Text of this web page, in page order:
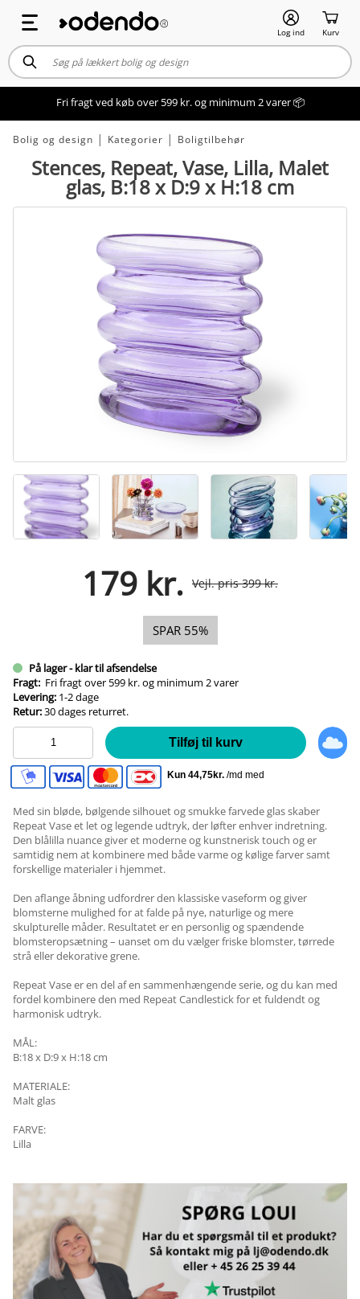
Log ind Kurv
Fri fragt ved køb over 599 kr. og minimum 2 varer 📦
Bolig og design Kategorier Boligtilbehør
Stences, Repeat, Vase, Lilla, Malet
glas, B:18 x D:9 x H:18 cm
179 kr. Vejl. pris 399 kr.
SPAR 55%
På lager - klar til afsendelse
Fragt: Fri fragt over 599 kr. og minimum 2 varer
Levering: 1-2 dage
Retur:30 dages returret.
Tilføj til kurv
Med sin bløde, bølgende silhouet og smukke farvede glas skaber
Repeat Vase et let og legende udtryk, der løfter enhver indretning.
Den blålilla nuance giver et moderne og kunstnerisk touch og er
samtidig nem at kombinere med både varme og kølige farver samt
forskellige materialer i hjemmet.
Den aflange åbning udfordrer den klassiske vaseform og giver
blomsterne mulighed for at falde på nye, naturlige og mere
skulpturelle måder. Resultatet er en personlig og spændende
blomsteropsætning – uanset om du vælger friske blomster, tørrede
strå eller dekorative grene.
Repeat Vase er en del af en sammenhængende serie, og du kan med
fordel kombinere den med Repeat Candlestick for et fuldendt og
harmonisk udtryk.
MÅL:
B:18 x D:9 x H:18 cm
MATERIALE:
Malt glas
FARVE:
Lilla